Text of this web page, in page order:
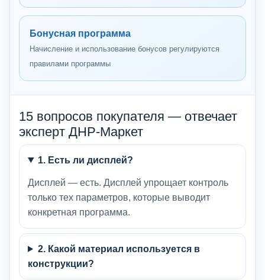
Бонусная программа
Начисление и использование бонусов регулируются
правилами программы
15 вопросов покупателя — отвечает
эксперт ДНР-Маркет
1. Есть ли дисплей?
Дисплей — есть. Дисплей упрощает контроль
только тех параметров, которые выводит
конкретная программа.
2. Какой материал используется в
конструкции?